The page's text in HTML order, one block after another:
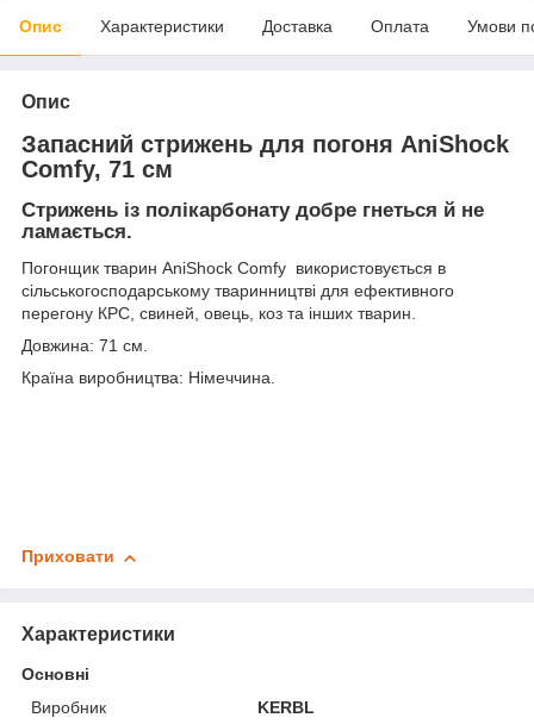
Опис Характеристики Доставка Оплата Умови
Опис
Запасний стрижень для погоня AniShock
Comfy, 71 см
Стрижень із полікарбонату добре гнеться й не
ламається.
Погонщик тварин AniShock Comfy використовується в
сільськогосподарському тваринництві для ефективного
перегону КРС, свиней, овець, коз та інших тварин.
Довжина: 71 см.
Країна виробництва: Німеччина.
Приховати
Характеристики
Основні
Виробник
KERBL